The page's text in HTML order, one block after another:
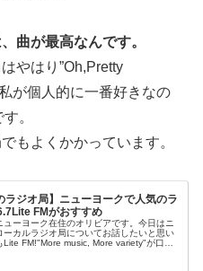
曲が最高なんです。
やはり”Oh,Pretty
が個人的に一番好きなの
。
もよくかかっています。
ラジオ局】ニューヨークで人気のラ
FMがおすすめ
ューヨーク在住のオリビアです。今日はニ
ーカルラジオ局についてお話したいと思い
Lite FM!"More music, More variety"が口癖